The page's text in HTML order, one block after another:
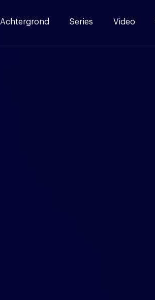
Achtergrond Series Video